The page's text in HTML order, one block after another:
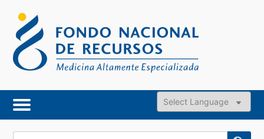
content
Powered by